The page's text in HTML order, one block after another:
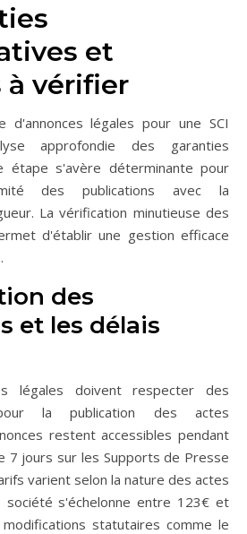
et
vérifier
d'annonces légales pour une SCI
approfondie des garanties
étape s'avère déterminante pour
des publications avec la
La vérification minutieuse des
d'établir une gestion efficace
des
et les délais
légales doivent respecter des
la publication des actes
restent accessibles pendant
7 jours sur les Supports de Presse
varient selon la nature des actes
société s'échelonne entre 123€ et
statutaires comme le